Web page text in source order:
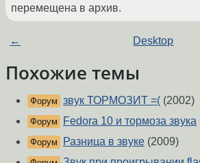
перемещена в архив.
← Desktop
Похожие темы
Форум звук ТОРМОЗИТ =( (2002)
Форум Fedora 10 и тормоза звука
Форум Разница в звуке (2009)